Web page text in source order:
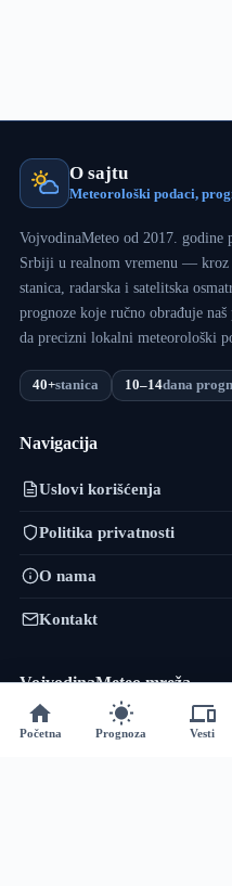
O sajtu
Meteorološki podaci,
VojvodinaMeteo od 2017.
Srbiji u realnom vremenu — kroz
stanica, radarska i satelitska
prognoze koje ručno obrađuje
da precizni lokalni meteorološki
40+stanica 10–14dana
Navigacija
Uslovi korišćenja
Politika privatnosti
O nama
Kontakt
VojvodinaMeteo mreža
VremePrognoza.rs je sestrinski
pristup — precizni lokalni podaci,
Početna Prognoza Vesti